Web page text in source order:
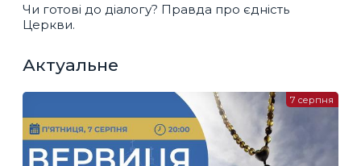
Чи готові до діалогу? Правда про єдність
Церкви.
Актуальне
7 серпня